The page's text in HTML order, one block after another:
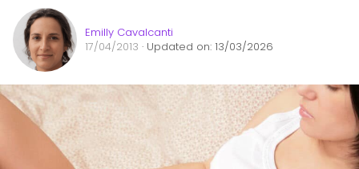
Emilly Cavalcanti
17/04/2013 · Updated on: 13/03/2026